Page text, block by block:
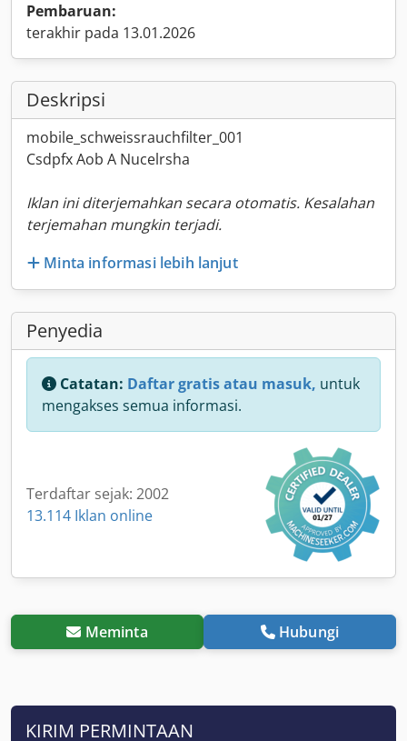
Pembaruan:
terakhir pada 13.01.2026
Deskripsi
mobile_schweissrauchfilter_001
Csdpfx Aob A Nucelrsha
Iklan ini diterjemahkan secara otomatis. Kesalahan
terjemahan mungkin terjadi.
Minta informasi lebih lanjut
Penyedia
Catatan: Daftar gratis atau masuk, untuk
mengakses semua informasi.
Terdaftar sejak: 2002
13.114 Iklan online
Meminta Hubungi
KIRIM PERMINTAAN